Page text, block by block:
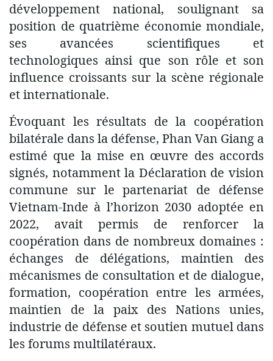
développement national, soulignant sa
position de quatrième économie mondiale,
ses avancées scientifiques et
technologiques ainsi que son rôle et son
influence croissants sur la scène régionale
et internationale.
Évoquant les résultats de la coopération
bilatérale dans la défense, Phan Van Giang a
estimé que la mise en œuvre des accords
signés, notamment la Déclaration de vision
commune sur le partenariat de défense
Vietnam-Inde à l’horizon 2030 adoptée en
2022, avait permis de renforcer la
coopération dans de nombreux domaines :
échanges de délégations, maintien des
mécanismes de consultation et de dialogue,
formation, coopération entre les armées,
maintien de la paix des Nations unies,
industrie de défense et soutien mutuel dans
les forums multilatéraux.